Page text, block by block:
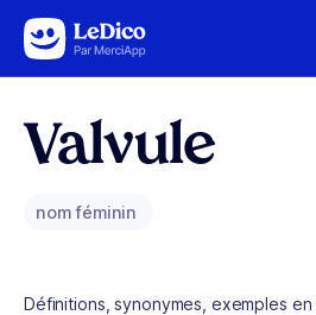
Aller au contenu
Valvule
nom féminin
Définitions, synonymes, exemples en